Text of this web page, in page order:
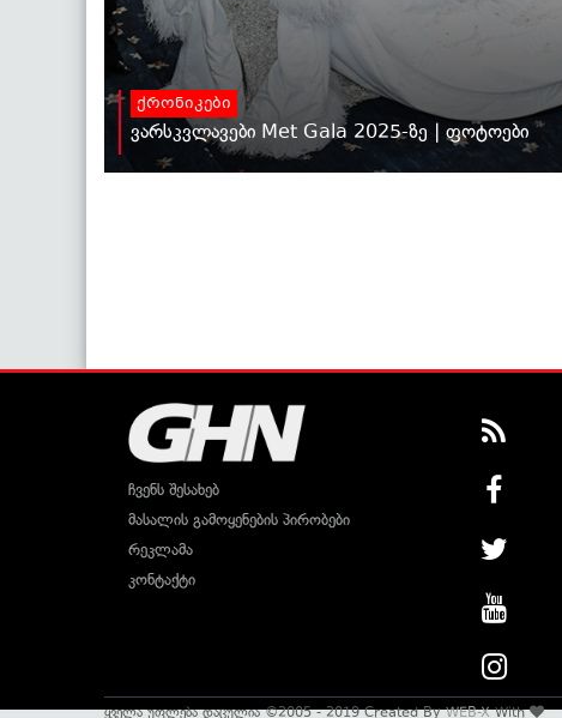
ქრონიკები
ვარსკვლავები Met Gala 2025-ზე | ფოტოები
ჩვენს შესახებ
მასალის გამოყენების პირობები
რეკლამა
კონტაქტი
ყველა უფლება დაცულია ©2005 - 2019 Created ByWEB-XWith